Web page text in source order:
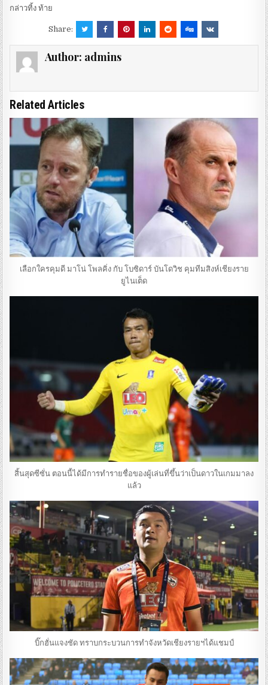
กล่าวทิ้ง ท้าย
Share:
Author: admins
Related Articles
เลือกใครคุมดี มาโน่ โพลคิ่ง กับ โบซิดาร์ บันโดวิช คุมทีมสิงห์เชียงราย
ยูไนเต็ด
สิ้นสุดซีซั่น ตอนนี้ได้มีการทำรายชื่อของผู้เล่นที่ขึ้นว่าเป็นดาวในเกมมาลง
แล้ว
บิ๊กฮั่นแจงชัด ทราบกระบวนการทำจังหวัดเชียงรายฯได้แชมป์